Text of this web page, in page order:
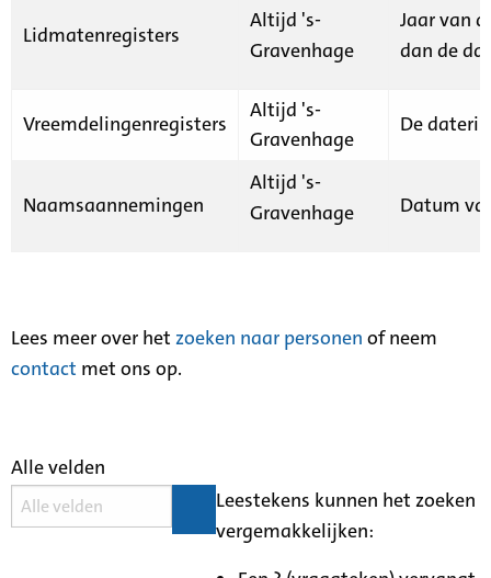
Lidmatenregisters
Altijd 's-
Gravenhage
Jaar van
dan de
Vreemdelingenregisters
Altijd 's-
Gravenhage
De
Naamsaannemingen
Altijd 's-
Gravenhage
Datum
Lees meer over het zoeken naar personen of neem
contact met ons op.
Alle velden
Leestekens kunnen het zoeken
vergemakkelijken: